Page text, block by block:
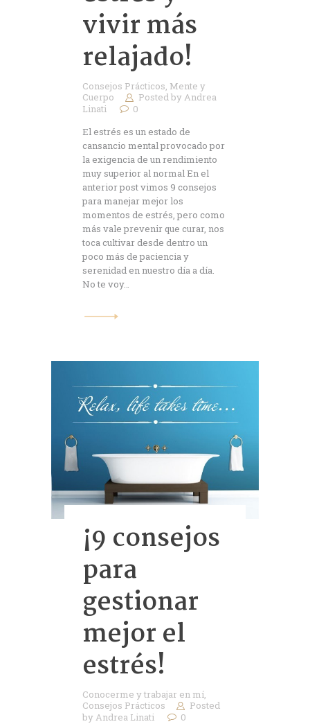
vivir más
relajado!
Consejos Prácticos, Mente y
Cuerpo
Posted byAndrea
Linati
0
El estrés es un estado de
cansancio mental provocado por
la exigencia de un rendimiento
muy superior al normal En el
anterior post vimos 9 consejos
para manejar mejor los
momentos de estrés, pero como
más vale prevenir que curar, nos
toca cultivar desde dentro un
poco más de paciencia y
serenidad en nuestro día a día.
No te voy…
¡9 consejos
para
gestionar
mejor el
estrés!
Conocerme y trabajar en mí,
Consejos Prácticos
Posted
byAndrea Linati
0